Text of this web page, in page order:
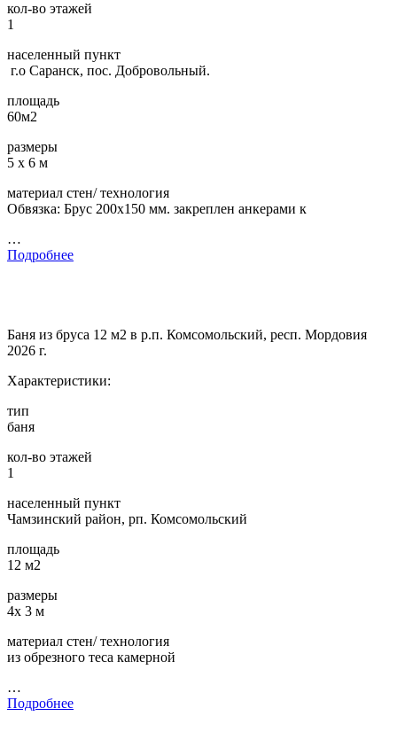
кол-во этажей
1
населенный пункт
г.о Саранск, пос. Добровольный.
площадь
60м2
размеры
5 х 6 м
материал стен/ технология
Обвязка: Брус 200х150 мм. закреплен анкерами к
…
Подробнее
Баня из бруса 12 м2 в р.п. Комсомольский, респ. Мордовия
2026 г.
Характеристики:
тип
баня
кол-во этажей
1
населенный пункт
Чамзинский район, рп. Комсомольский
площадь
12 м2
размеры
4х 3 м
материал стен/ технология
из обрезного теса камерной
…
Подробнее